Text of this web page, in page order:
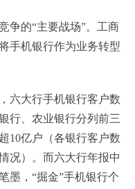
争的“主要战场”。工商
手机银行作为业务转型
六大行手机银行客户数
行、农业银行分列前三
10亿户（各银行客户数
况）。而六大行年报中
墨，“掘金”手机银行个